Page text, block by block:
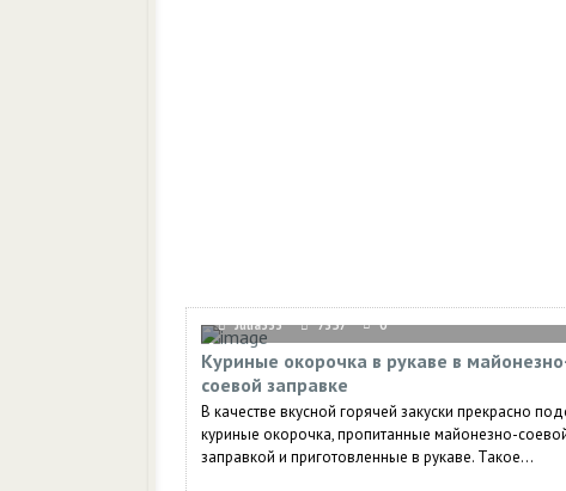
Julia333 7357 0
Куриные окорочка в рукаве в
соевой заправке
В качестве вкусной горячей закуски прекрасно
куриные окорочка, пропитанные майонезно-
заправкой и приготовленные в рукаве. Такое...